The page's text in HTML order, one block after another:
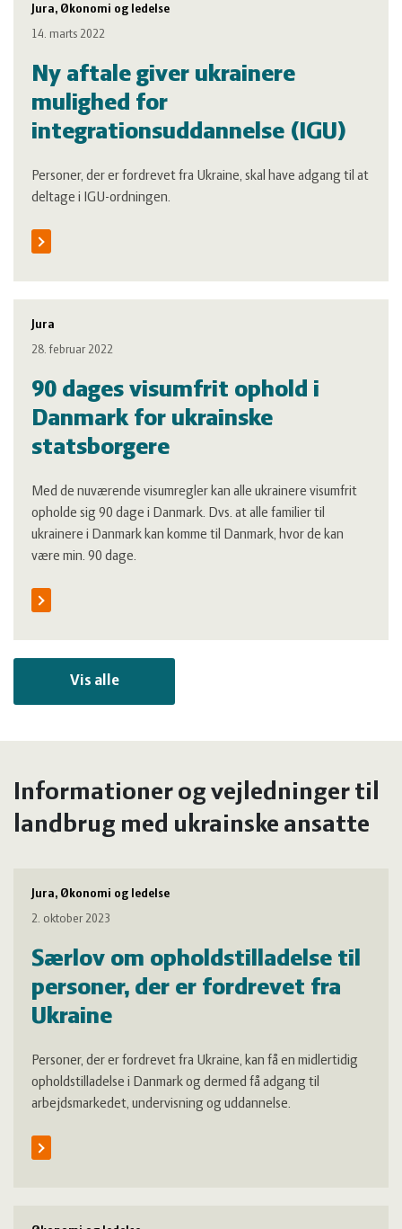
Jura, Økonomi og ledelse
14. marts 2022
Ny aftale giver ukrainere
mulighed for
integrationsuddannelse (IGU)
Personer, der er fordrevet fra Ukraine, skal have adgang til at
deltage i IGU-ordningen.
Jura
28. februar 2022
90 dages visumfrit ophold i
Danmark for ukrainske
statsborgere
Med de nuværende visumregler kan alle ukrainere visumfrit
opholde sig 90 dage i Danmark. Dvs. at alle familier til
ukrainere i Danmark kan komme til Danmark, hvor de kan
være min. 90 dage.
Vis alle
Informationer og vejledninger til
landbrug med ukrainske ansatte
Jura, Økonomi og ledelse
2. oktober 2023
Særlov om opholdstilladelse til
personer, der er fordrevet fra
Ukraine
Personer, der er fordrevet fra Ukraine, kan få en midlertidig
opholdstilladelse i Danmark og dermed få adgang til
arbejdsmarkedet, undervisning og uddannelse.